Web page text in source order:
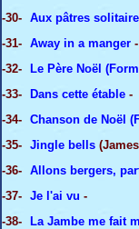
-30- Aux pâtres
-31- Away in a manger -
-32- Le Père Noël
-33- Dans cette étable -
-34- Chanson de Noël
-35- Jingle bells
-36- Allons bergers,
-37- Je l'ai vu -
-38- La Jambe me fait